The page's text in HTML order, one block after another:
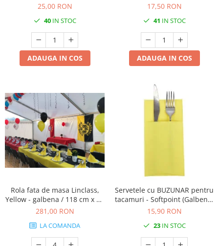
regal) / 40 x 40 cm / 20 buc
25,00 RON
40IN STOC
ADAUGA IN COS
regal) / 40 x 40 cm / 12 buc
17,50 RON
41 IN STOC
ADAUGA IN COS
Rola fata de masa Linclass,
Yellow - galbena / 118 cm x 25
m / 1 buc
281,00 RON
LA COMANDA
Servetele cu BUZUNAR pentru
tacamuri - Softpoint (Galben) /
40 x 40 cm / 20 buc
15,90 RON
23IN STOC